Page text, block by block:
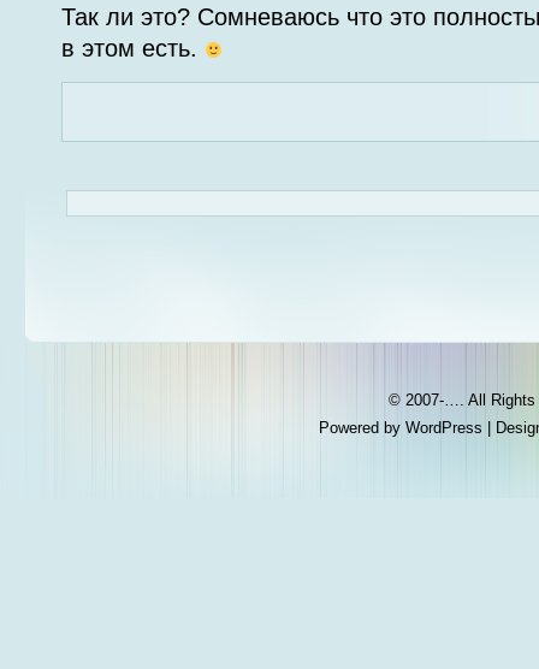
Так ли это? Сомневаюсь что это
в этом есть.
© 2007-…. All
Powered by WordPress |